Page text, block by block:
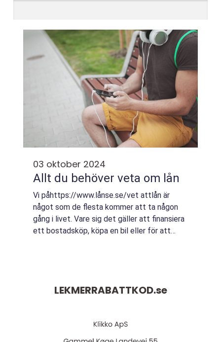
03 oktober 2024
Allt du behöver veta om lån
Vi påhttps://www.lånse.se/vet attlån är
något som de flesta kommer att ta någon
gång i livet. Vare sig det gäller att finansiera
ett bostadsköp, köpa en bil eller för att
LEKMERRABATTKOD.se